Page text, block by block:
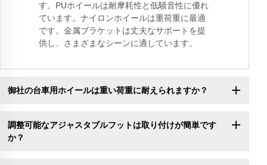
す。PUホイールは耐摩耗性と低騒音性に優れ
ています。ナイロンホイールは重荷重に最適
です。金属ブラケットは丈夫なサポートを提
供し、さまざまなシーンに適しています。
御社の台車用ホイールは重い荷重に耐えられますか？
調整可能なアジャスタブルフットは取り付けが簡単です
か？